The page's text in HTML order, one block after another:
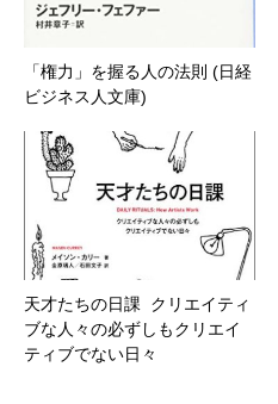
「権力」を握る人の法則 (日経
ビジネス人文庫)
天才たちの日課 クリエイティ
ブな人々の必ずしもクリエイ
ティブでない日々